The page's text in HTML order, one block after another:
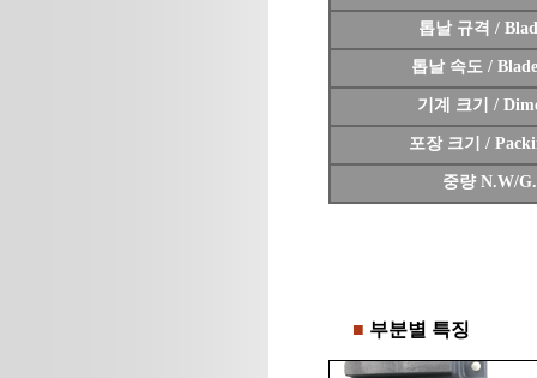
톱날 규격 /
톱날 속도 /
기계 크기 /
포장 크기 /
중량 N.W/
■ 부분별 특징